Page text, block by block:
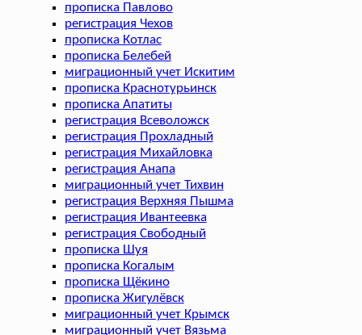
прописка Павлово
регистрация Чехов
прописка Котлас
прописка Белебей
миграционный учет Искитим
прописка Краснотурьинск
прописка Апатиты
регистрация Всеволожск
регистрация Прохладный
регистрация Михайловка
регистрация Анапа
миграционный учет Тихвин
регистрация Верхняя Пышма
регистрация Ивантеевка
регистрация Свободный
прописка Шуя
прописка Когалым
прописка Щёкино
прописка Жигулёвск
миграционный учет Крымск
миграционный учет Вязьма